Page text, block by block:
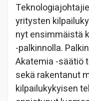
yritysten
nyt ensimmäistä
-palkinnolla.
Akatemia -säätiö
sekä rakentanut
kilpailukykyisen